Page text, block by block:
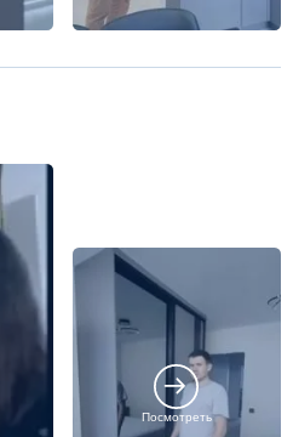
Посмотреть